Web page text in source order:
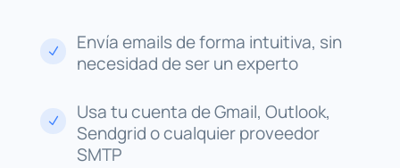
N
Envía emails de forma intuitiva, sin
necesidad de ser un experto
N
Usa tu cuenta de Gmail, Outlook,
Sendgrid o cualquier proveedor
SMTP